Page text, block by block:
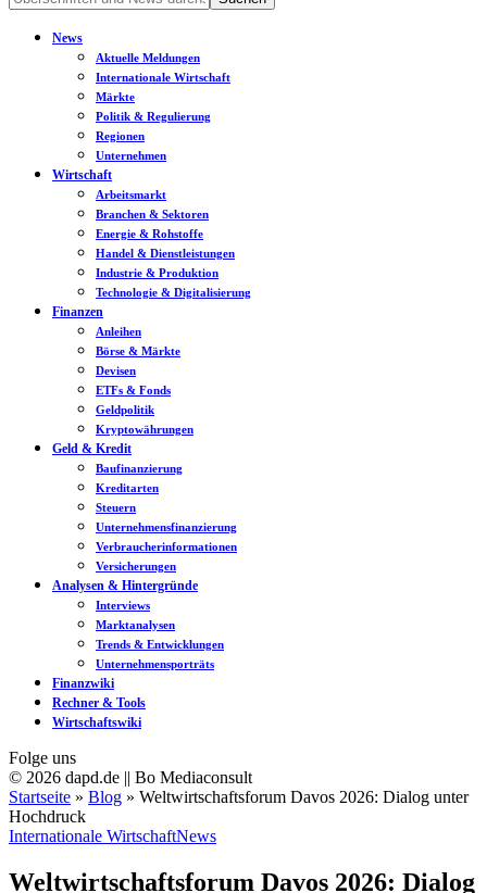
News
Aktuelle Meldungen
Internationale Wirtschaft
Märkte
Politik & Regulierung
Regionen
Unternehmen
Wirtschaft
Arbeitsmarkt
Branchen & Sektoren
Energie & Rohstoffe
Handel & Dienstleistungen
Industrie & Produktion
Technologie & Digitalisierung
Finanzen
Anleihen
Börse & Märkte
Devisen
ETFs & Fonds
Geldpolitik
Kryptowährungen
Geld & Kredit
Baufinanzierung
Kreditarten
Steuern
Unternehmensfinanzierung
Verbraucherinformationen
Versicherungen
Analysen & Hintergründe
Interviews
Marktanalysen
Trends & Entwicklungen
Unternehmensporträts
Finanzwiki
Rechner & Tools
Wirtschaftswiki
Folge uns
© 2026 dapd.de || Bo Mediaconsult
Startseite » Blog » Weltwirtschaftsforum Davos 2026: Dialog unter
Hochdruck
Internationale WirtschaftNews
Weltwirtschaftsforum Davos 2026: Dialog